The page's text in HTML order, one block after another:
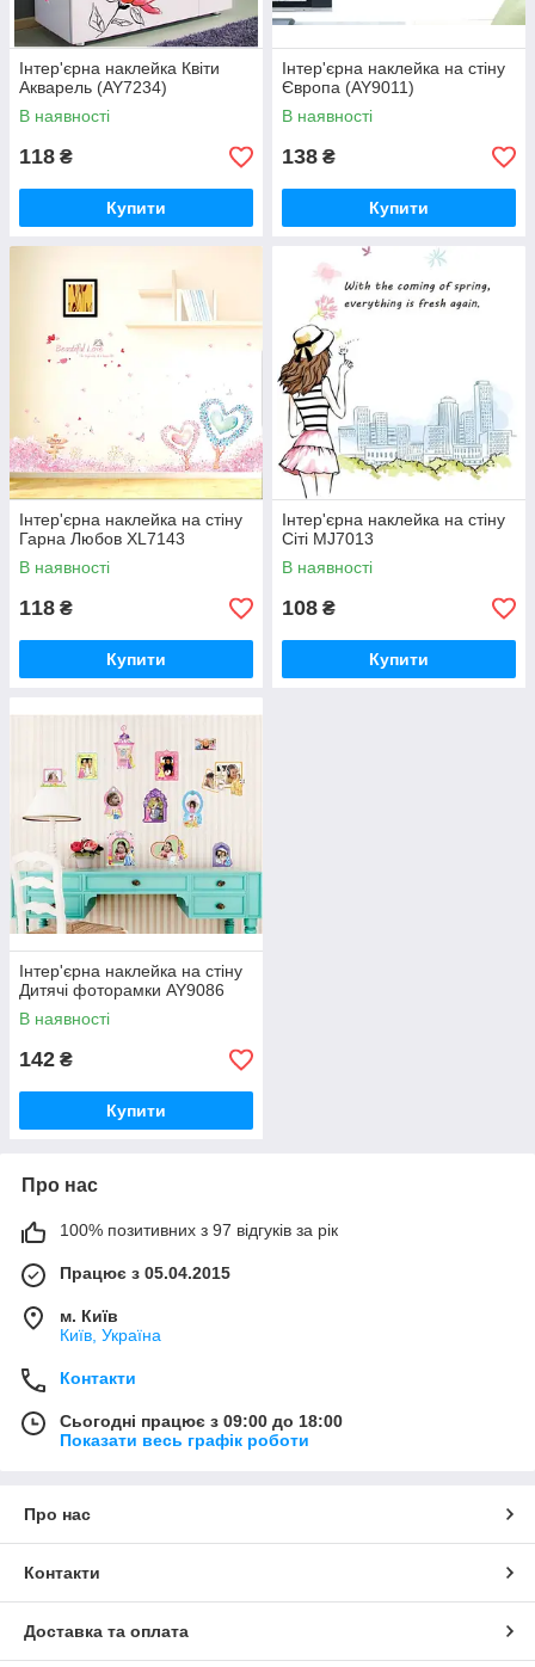
Інтер'єрна наклейка Квіти
Акварель (AY7234)
В наявності
118 ₴
Купити
Інтер'єрна наклейка на стіну
Європа (AY9011)
В наявності
138 ₴
Купити
Інтер'єрна наклейка на стіну
Гарна Любов XL7143
В наявності
118 ₴
Купити
Інтер'єрна наклейка на стіну
Сіті MJ7013
В наявності
108 ₴
Купити
Інтер'єрна наклейка на стіну
Дитячі фоторамки AY9086
В наявності
142 ₴
Купити
Про нас
100% позитивних з 97 відгуків за рік
Працює з 05.04.2015
м. Київ
Київ, Україна
Контакти
Сьогодні працює з 09:00 до 18:00
Показати весь графік роботи
Про нас
Контакти
Доставка та оплата